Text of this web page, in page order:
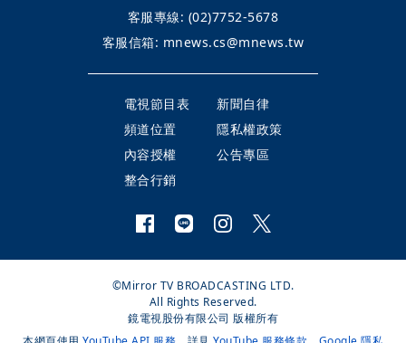
客服專線: (02)7752-5678
客服信箱: mnews.cs@mnews.tw
電視節目表
新聞自律
頻道位置
隱私權政策
內容授權
公告專區
整合行銷
©Mirror TV BROADCASTING LTD.
All Rights Reserved.
鏡電視股份有限公司 版權所有